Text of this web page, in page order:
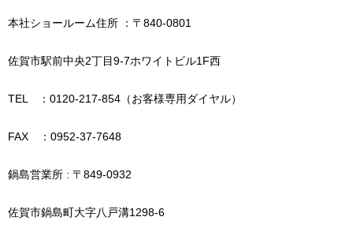
本社ショールーム住所 ：〒840-0801
佐賀市駅前中央2丁目9-7ホワイトビル1F西
TEL ：0120-217-854（お客様専用ダイヤル）
FAX ：0952-37-7648
鍋島営業所 : 〒849-0932
佐賀市鍋島町大字八戸溝1298-6